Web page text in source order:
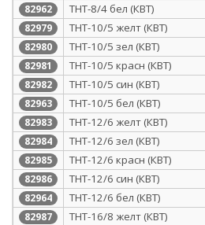
82962 ТНТ-8/4 бел (КВТ)
82979 ТНТ-10/5 желт (КВТ)
82980 ТНТ-10/5 зел (КВТ)
82981 ТНТ-10/5 красн (КВТ)
82982 ТНТ-10/5 син (КВТ)
82963 ТНТ-10/5 бел (КВТ)
82983 ТНТ-12/6 желт (КВТ)
82984 ТНТ-12/6 зел (КВТ)
82985 ТНТ-12/6 красн (КВТ)
82986 ТНТ-12/6 син (КВТ)
82964 ТНТ-12/6 бел (КВТ)
82987 ТНТ-16/8 желт (КВТ)